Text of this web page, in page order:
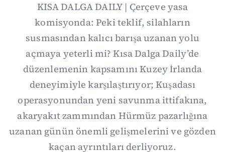
KISA DALGA DAILY | Çerçeve yasa
komisyonda: Peki teklif, silahların
susmasından kalıcı barışa uzanan yolu
açmaya yeterli mi? Kısa Dalga Daily’de
düzenlemenin kapsamını Kuzey İrlanda
deneyimiyle karşılaştırıyor; Kuşadası
operasyonundan yeni savunma ittifakına,
akaryakıt zammından Hürmüz pazarlığına
uzanan günün önemli gelişmelerini ve gözden
kaçan ayrıntıları derliyoruz.